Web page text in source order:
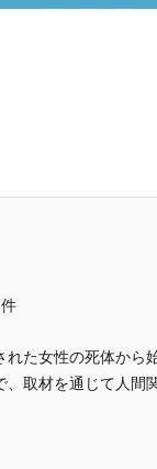
た女性の死体から
取材を通じて人間